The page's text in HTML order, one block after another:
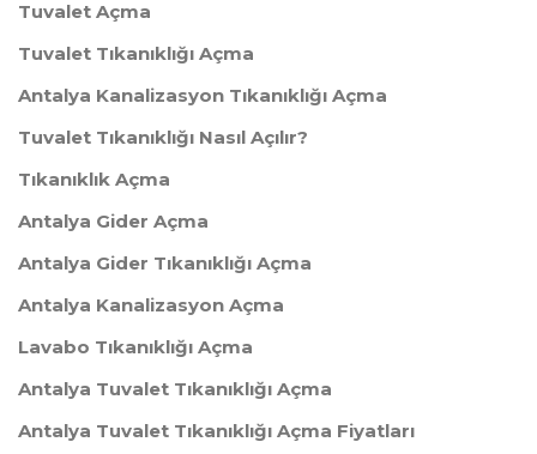
Tuvalet Açma
Tuvalet Tıkanıklığı Açma
Antalya Kanalizasyon Tıkanıklığı Açma
Tuvalet Tıkanıklığı Nasıl Açılır?
Tıkanıklık Açma
Antalya Gider Açma
Antalya Gider Tıkanıklığı Açma
Antalya Kanalizasyon Açma
Lavabo Tıkanıklığı Açma
Antalya Tuvalet Tıkanıklığı Açma
Antalya Tuvalet Tıkanıklığı Açma Fiyatları